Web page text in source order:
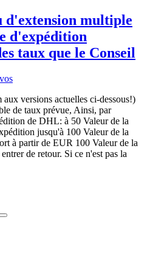
d'extension multiple
d'expédition
taux que le Conseil
versions actuelles ci-dessous!)
de taux prévue, Ainsi, par
de DHL: à 50 Valeur de la
jusqu'à 100 Valeur de la
à partir de EUR 100 Valeur de la
de retour. Si ce n'est pas la